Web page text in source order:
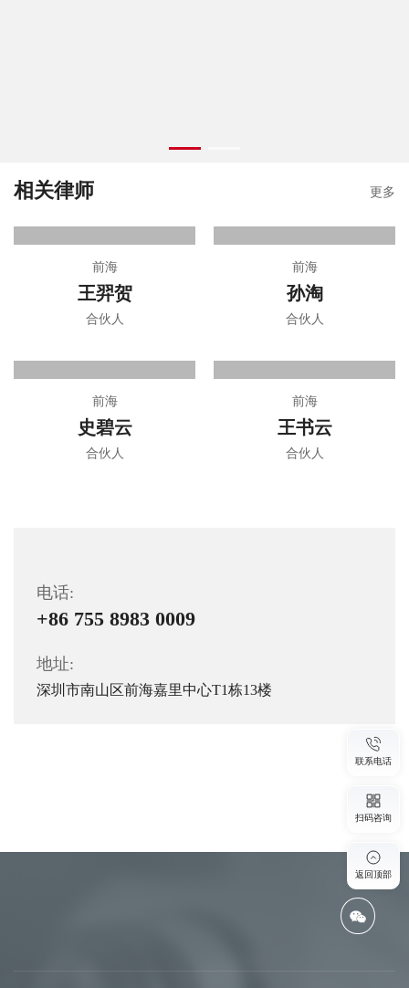
相关律师 更多
前海
王羿贺
合伙人
前海
孙淘
合伙人
前海
史碧云
合伙人
前海
王书云
合伙人
电话:
+86 755 8983 0009
地址:
深圳市南山区前海嘉里中心T1栋13楼
联系电话
扫码咨询
返回顶部